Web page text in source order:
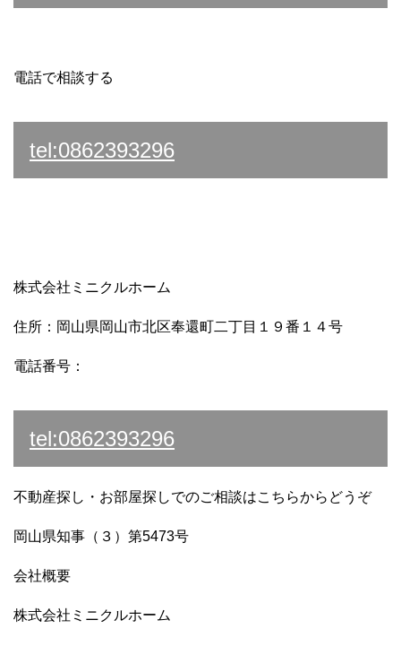
電話で相談する
tel:0862393296
株式会社ミニクルホーム
住所：岡山県岡山市北区奉還町二丁目１９番１４号
電話番号：
tel:0862393296
不動産探し・お部屋探しでのご相談はこちらからどうぞ
岡山県知事（３）第5473号
会社概要
株式会社ミニクルホーム